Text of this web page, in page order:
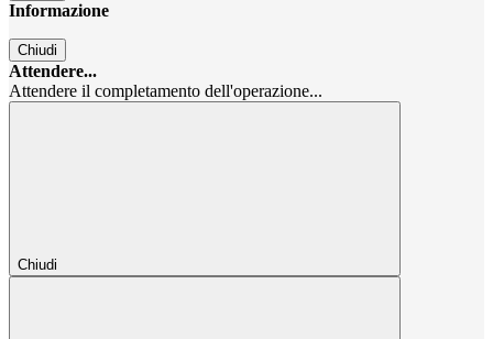
Informazione
Chiudi
Attendere...
Attendere il completamento dell'operazione...
Chiudi